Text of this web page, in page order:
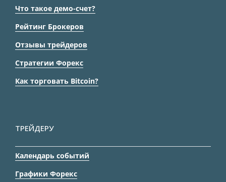
Что такое демо-счет?
Рейтинг Брокеров
Отзывы трейдеров
Стратегии Форекс
Как торговать Bitcoin?
ТРЕЙДЕРУ
Календарь событий
Графики Форекс